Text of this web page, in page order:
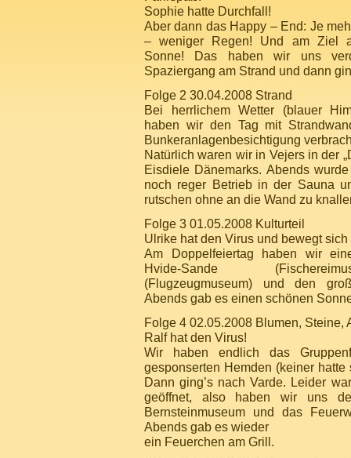
Sophie hatte Durchfall!
Aber dann das Happy – End: Je
– weniger Regen! Und am Ziel
Sonne! Das haben wir uns
Spaziergang am Strand und dann
Folge 2 30.04.2008 Strand
Bei herrlichem Wetter (blauer
haben wir den Tag mit
Bunkeranlagenbesichtigung
Natürlich waren wir in Vejers in der
Eisdiele Dänemarks. Abends
noch reger Betrieb in der Sauna
rutschen ohne an die Wand zu
Folge 3 01.05.2008 Kulturteil
Ulrike hat den Virus und bewegt
Am Doppelfeiertag haben wir
Hvide-Sande
(Flugzeugmuseum) und den
Abends gab es einen schönen
Folge 4 02.05.2008 Blumen, Steine,
Ralf hat den Virus!
Wir haben endlich das
gesponserten Hemden (keiner
Dann ging’s nach Varde. Leider
geöffnet, also haben wir uns
Bernsteinmuseum und das
Abends gab es wieder
ein Feuerchen am Grill.